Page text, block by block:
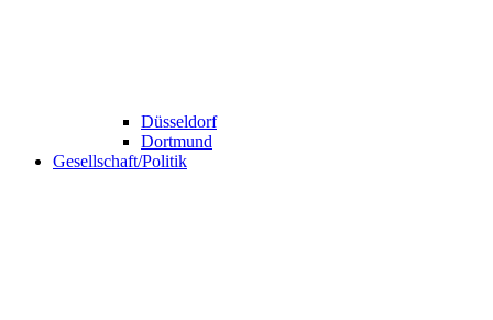
Düsseldorf
Dortmund
Gesellschaft/Politik